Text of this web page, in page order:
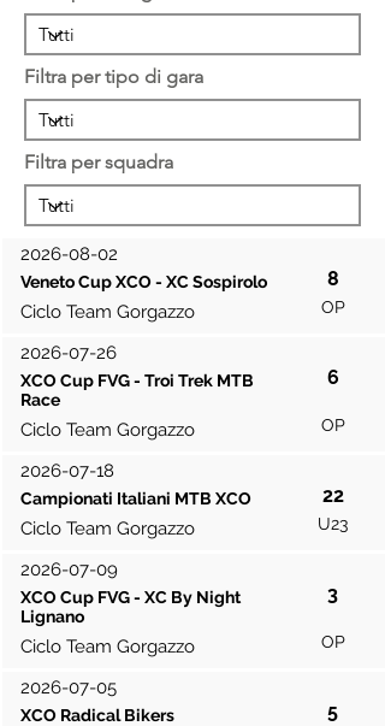
Filtra per tipo di gara
Filtra per squadra
2026-08-02
Veneto Cup XCO - XC Sospirolo 8
Ciclo Team Gorgazzo OP
2026-07-26
XCO Cup FVG - Troi Trek MTB
Race
6
Ciclo Team Gorgazzo OP
2026-07-18
Campionati Italiani MTB XCO 22
Ciclo Team Gorgazzo U23
2026-07-09
XCO Cup FVG - XC By Night
Lignano
3
Ciclo Team Gorgazzo OP
2026-07-05
XCO Radical Bikers 5